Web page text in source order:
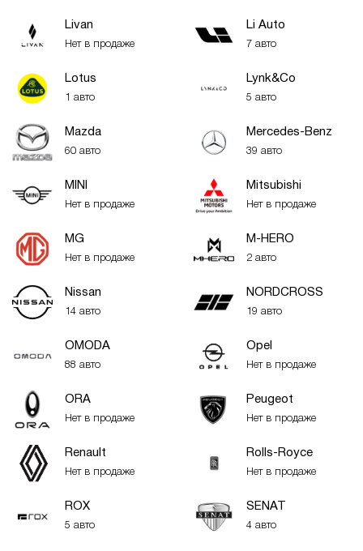
Livan
Нет в продаже
Li Auto
7 авто
Lotus
1 авто
Lynk&Co
5 авто
Mazda
60 авто
Mercedes-Benz
39 авто
MINI
Нет в продаже
Mitsubishi
Нет в продаже
MG
Нет в продаже
M-HERO
2 авто
Nissan
14 авто
NORDCROSS
19 авто
OMODA
88 авто
Opel
Нет в продаже
ORA
Нет в продаже
Peugeot
Нет в продаже
Renault
Нет в продаже
Rolls-Royce
Нет в продаже
ROX
5 авто
SENAT
4 авто